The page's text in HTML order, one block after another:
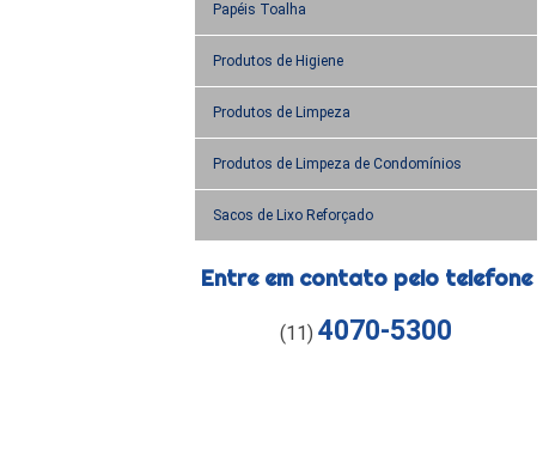
Papéis Toalha
Produtos de Higiene
Produtos de Limpeza
Produtos de Limpeza de Condomínios
Sacos de Lixo Reforçado
Entre em contato pelo telefone
(11)4070-5300